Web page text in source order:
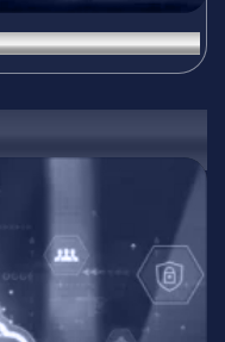
киберсигурност